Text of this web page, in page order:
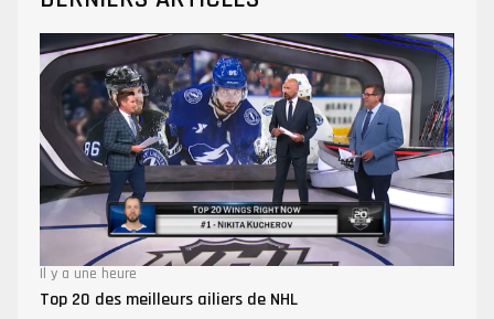
Il y a une heure
Top 20 des meilleurs ailiers de NHL